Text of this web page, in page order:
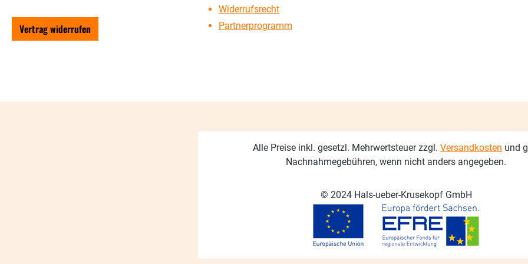
Vertrag widerrufen
Widerrufsrecht
Partnerprogramm
Alle Preise inkl. gesetzl. Mehrwertsteuer zzgl. Versandkosten und
Nachnahmegebühren, wenn nicht anders angegeben.
© 2024 Hals-ueber-Krusekopf GmbH